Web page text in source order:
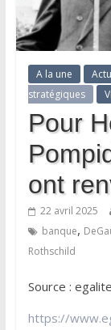
A la une
stratégiques
Pour
ont
22 avril 2025
banque,
Rothschild
Source :
https://